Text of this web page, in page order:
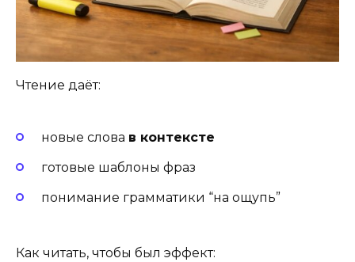
Чтение даёт:
новые слова в контексте
готовые шаблоны фраз
понимание грамматики “на ощупь”
Как читать, чтобы был эффект: